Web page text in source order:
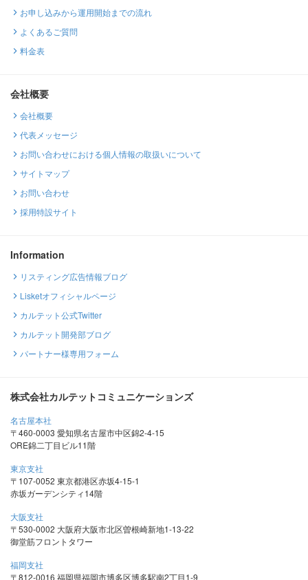
お申し込みから運用開始までの流れ
よくあるご質問
料金表
会社概要
会社概要
代表メッセージ
お問い合わせにおける個人情報の取扱いについて
サイトマップ
お問い合わせ
採用特設サイト
Information
リスティング広告情報ブログ
Lisketオフィシャルページ
カルテット公式Twitter
カルテット開発部ブログ
パートナー様専用フォーム
株式会社カルテットコミュニケーションズ
名古屋本社
〒460-0003 愛知県名古屋市中区錦2-4-15
ORE錦二丁目ビル11階
東京支社
〒107-0052 東京都港区赤坂4-15-1
赤坂ガーデンシティ14階
大阪支社
〒530-0002 大阪府大阪市北区曽根崎新地1-13-22
御堂筋フロントタワー
福岡支社
〒812-0016 福岡県福岡市博多区博多駅南2丁目1-9